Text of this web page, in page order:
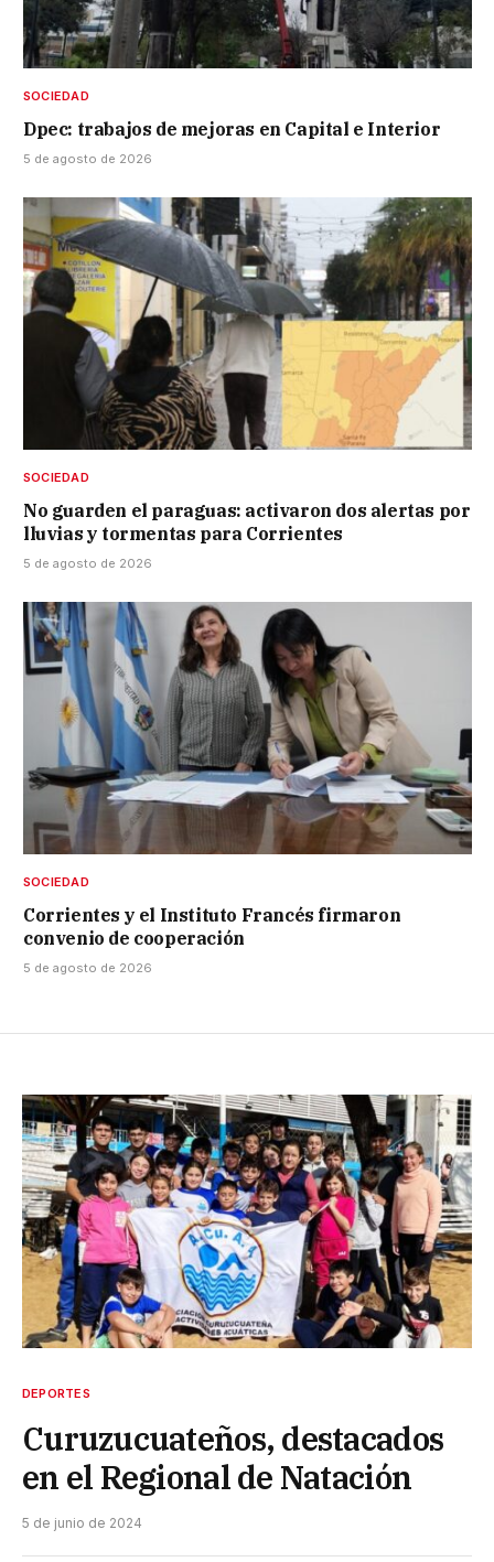
SOCIEDAD
Dpec: trabajos de mejoras en Capital e Interior
5 de agosto de 2026
SOCIEDAD
No guarden el paraguas: activaron dos alertas por
lluvias y tormentas para Corrientes
5 de agosto de 2026
SOCIEDAD
Corrientes y el Instituto Francés firmaron
convenio de cooperación
5 de agosto de 2026
DEPORTES
Curuzucuateños, destacados
en el Regional de Natación
5 de junio de 2024